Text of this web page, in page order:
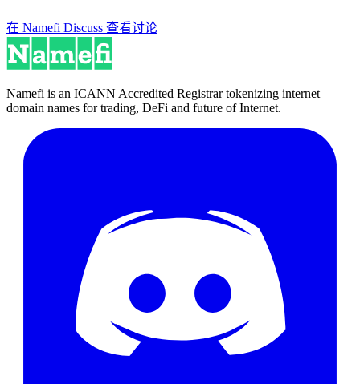
在 Namefi Discuss 查看讨论
Namefi is an ICANN Accredited Registrar tokenizing internet
domain names for trading, DeFi and future of Internet.